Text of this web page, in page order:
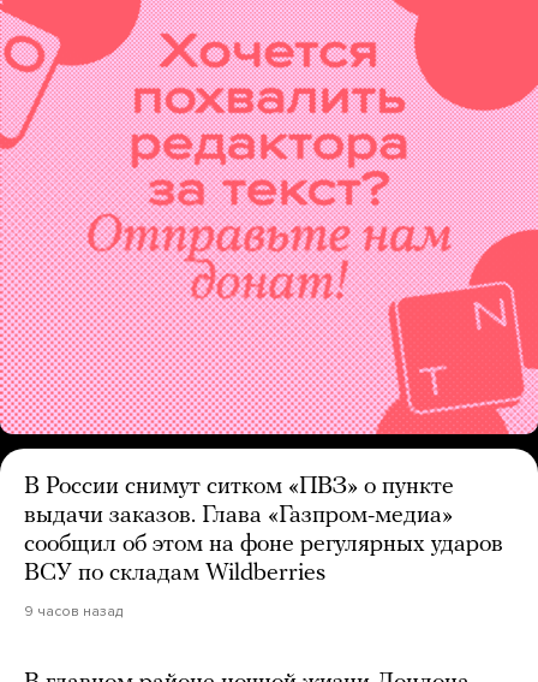
В России снимут ситком «ПВЗ» о пункте
выдачи заказов. Глава «Газпром-медиа»
сообщил об этом на фоне регулярных ударов
ВСУ по складам Wildberries
9 часов назад